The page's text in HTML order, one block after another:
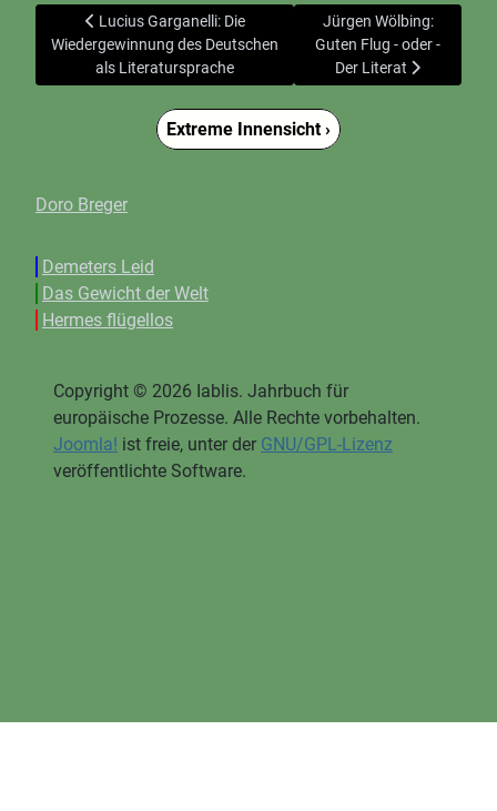
Vorheriger Beitrag: Lucius Garganelli: Die
Lucius Garganelli: Die
Wiedergewinnung des Deutschen
als Literatursprache
Nächster Beitrag: Jürgen
Jürgen Wölbing:
Guten Flug - oder -
Der Literat
Extreme Innensicht ›
Doro Breger
Demeters Leid
Das Gewicht der Welt
Hermes flügellos
Copyright © 2026 Iablis. Jahrbuch für
europäische Prozesse. Alle Rechte vorbehalten.
Joomla! ist freie, unter der GNU/GPL-Lizenz
veröffentlichte Software.